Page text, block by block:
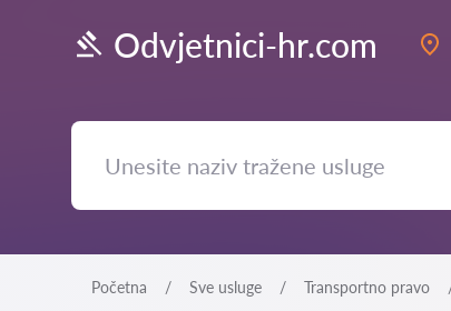
Odvjetnici-hr.com
Početna Sve usluge Transportno pravo